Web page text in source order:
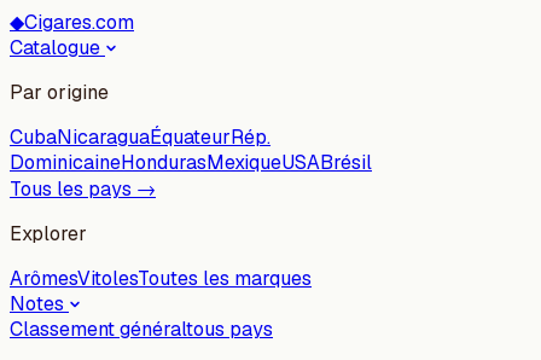
◆Cigares.com
Catalogue
Par origine
CubaNicaraguaÉquateurRép.
DominicaineHondurasMexiqueUSABrésil
Tous les pays →
Explorer
ArômesVitolesToutes les marques
Notes
Classement généraltous pays